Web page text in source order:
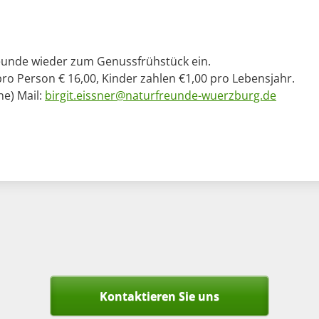
wieder zum Genussfrühstück ein.
Person € 16,00, Kinder zahlen €1,00 pro Lebensjahr.
Mail: birgit.eissner@naturfreunde-wuerzburg.de
Kontaktieren Sie uns